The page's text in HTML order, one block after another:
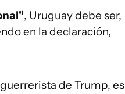
, Uruguay debe ser,
en la declaración,
de Trump, es